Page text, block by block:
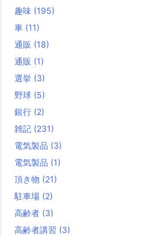
趣味 (195)
車 (11)
通販 (18)
通販 (1)
選挙 (3)
野球 (5)
銀行 (2)
雑記 (231)
電気製品 (3)
電気製品 (1)
頂き物 (21)
駐車場 (2)
高齢者 (3)
高齢者講習 (3)